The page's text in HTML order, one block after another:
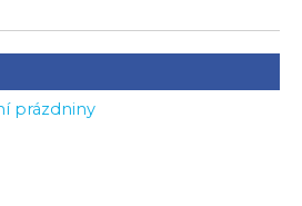
prázdniny